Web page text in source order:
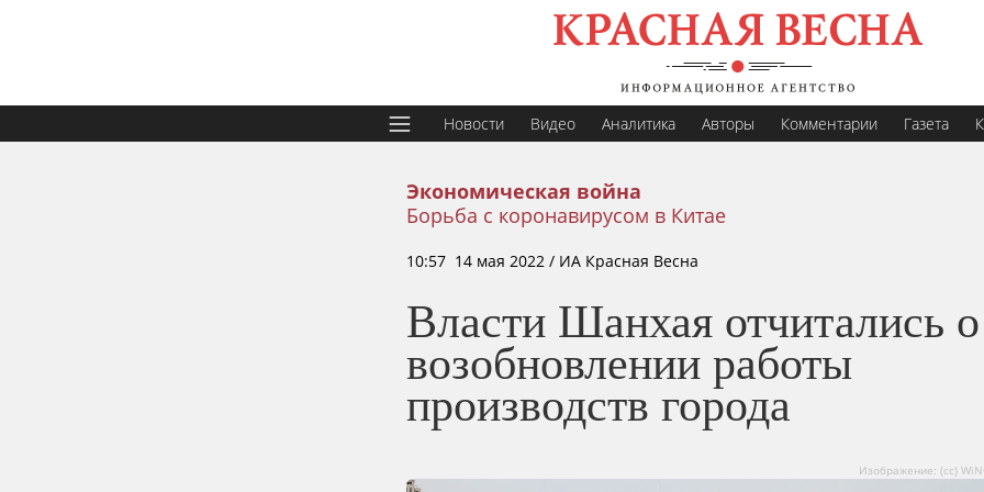
Новости Видео Аналитика Авторы Комментарии Газета
Экономическая война
Борьба с коронавирусом в Китае
10:57 14 мая 2022 / ИА Красная Весна
Власти Шанхая отчитались о
возобновлении работы
производств города
Изображение: (сс)